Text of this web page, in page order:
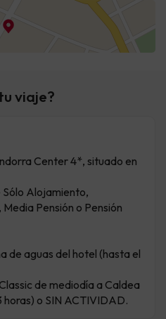
viaje?
Center 4*, situado en
Sólo Alojamiento,
Pensión o Pensión
de aguas del hotel (hasta el
de mediodía a Caldea
o SIN ACTIVIDAD.